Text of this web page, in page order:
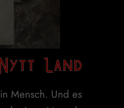
Land
Mensch. Und es